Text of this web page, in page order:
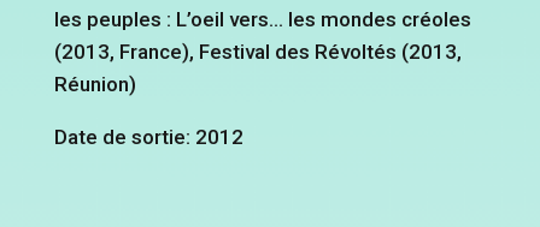
les peuples : L’oeil vers… les mondes créoles
(2013, France), Festival des Révoltés (2013,
Réunion)
Date de sortie: 2012